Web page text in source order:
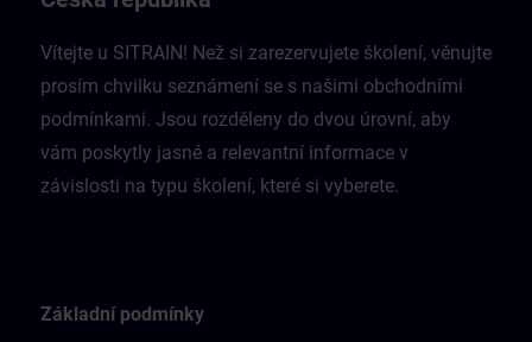
Vítejte u SITRAIN! Než si zarezervujete školení, věnujte
prosím chvilku seznámení se s našimi obchodními
podmínkami. Jsou rozděleny do dvou úrovní, aby
vám poskytly jasné a relevantní informace v
závislosti na typu školení, které si vyberete.
Základní podmínky